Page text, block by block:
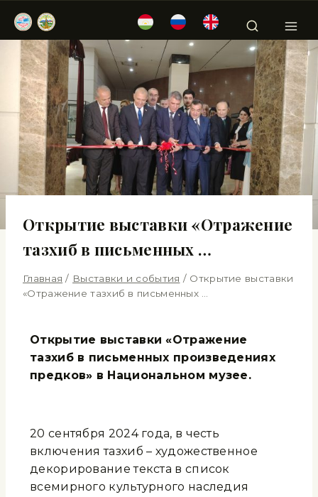
Открытие выставки «Отражение
тазхиб в письменных …
Главная / Выставки и события / Открытие выставки
«Отражение тазхиб в письменных …
Открытие выставки «Отражение
тазхиб в письменных произведениях
предков» в Национальном музее.
20 сентября 2024 года, в честь
включения тазхиб – художественное
декорирование текста в список
всемирного культурного наследия